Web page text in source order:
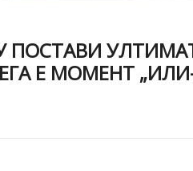
ПОСТАВИ
Е МОМЕНТ